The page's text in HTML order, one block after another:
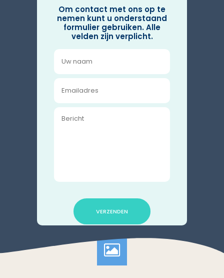
Om contact met ons op te
nemen kunt u onderstaand
formulier gebruiken. Alle
velden zijn verplicht.